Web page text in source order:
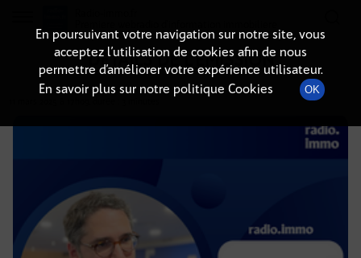
DÉTAILS DE L'ÉMISSION
En poursuivant votre navigation sur notre site, vous
acceptez l’utilisation de cookies afin de nous
permettre d’améliorer votre expérience utilisateur.
En savoir plus sur notre politique Cookies
OK